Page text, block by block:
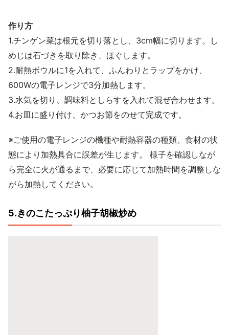
作り方
1.チンゲン菜は根元を切り落とし、3cm幅に切ります。し
めじは石づきを取り除き、ほぐします。
2.耐熱ボウルに1を入れて、ふんわりとラップをかけ、
600Wの電子レンジで3分加熱します。
3.水気を切り、調味料としらすを入れて混ぜ合わせます。
4.お皿に盛り付け、かつお節をのせて完成です。
※ご使用の電子レンジの機種や耐熱容器の種類、食材の状
態により加熱具合に誤差が生じます。 様子を確認しなが
ら完全に火が通るまで、必要に応じて加熱時間を調整しな
がら加熱してください。
5.きのこたっぷり柚子胡椒炒め